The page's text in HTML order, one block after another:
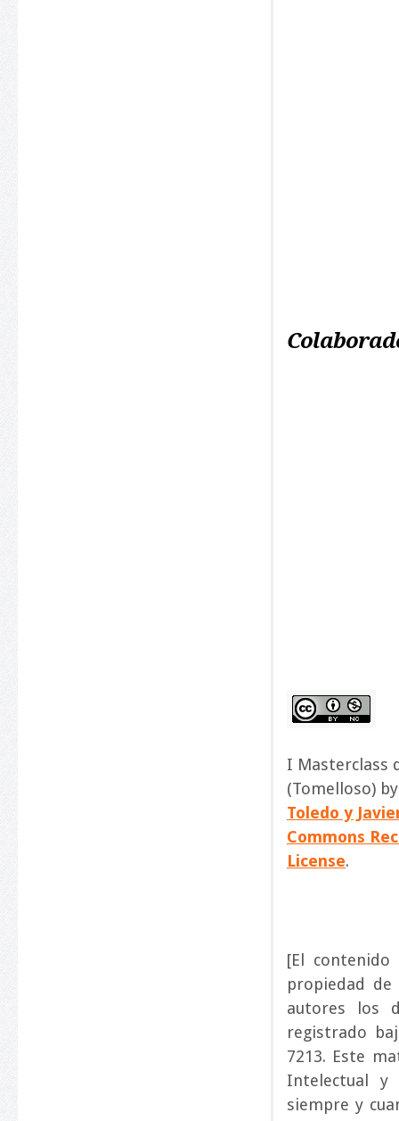
I Masterclass
(Tomelloso)
Toledo y
Commons
License.
[El
propiedad de
autores los
registrado
7213. Este
Intelectual
siempre y